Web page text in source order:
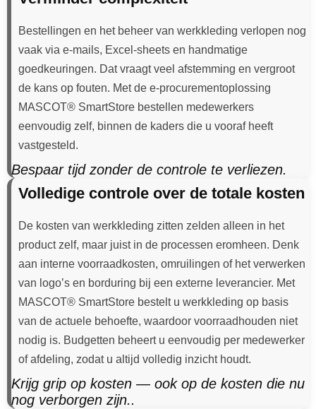
Bestellingen en het beheer van werkkleding verlopen nog
vaak via e-mails, Excel-sheets en handmatige
goedkeuringen. Dat vraagt veel afstemming en vergroot
de kans op fouten. Met de e-procurementoplossing
MASCOT® SmartStore bestellen medewerkers
eenvoudig zelf, binnen de kaders die u vooraf heeft
vastgesteld.
Bespaar tijd zonder de controle te verliezen.
Volledige controle over de totale kosten
De kosten van werkkleding zitten zelden alleen in het
product zelf, maar juist in de processen eromheen. Denk
aan interne voorraadkosten, omruilingen of het verwerken
van logo’s en borduring bij een externe leverancier. Met
MASCOT® SmartStore bestelt u werkkleding op basis
van de actuele behoefte, waardoor voorraadhouden niet
nodig is. Budgetten beheert u eenvoudig per medewerker
of afdeling, zodat u altijd volledig inzicht houdt.
Krijg grip op kosten — ook op de kosten die nu
nog verborgen zijn..